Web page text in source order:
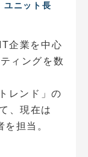
ユニット長
企業を中⼼
ィングを数
レンド」の
、現在は
担当。